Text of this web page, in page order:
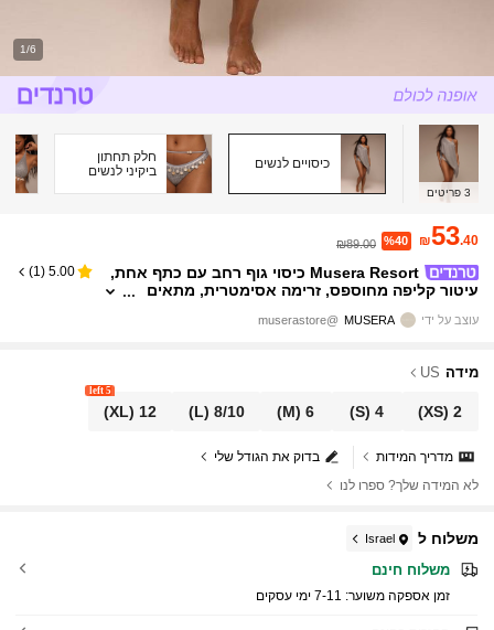
1/6
3 פריטים
כיסויים לנשים
חלק תחתון
ביקיני לנשים
₪53.40
%40
₪89.00
Musera Resort כיסוי גוף רחב עם כתף אחת,
עיטור קליפה מחוספס, זרימה אסימטרית, מתאים
טי, Cherry Moon
5.00
(
1
)
עוצב על ידי MUSERA
@muserastore
מידה US
2
(XS)
4
(S)
6
(M)
8/10
(L)
12
(XL)
5 left
בדוק את הגודל שלי
מדריך המידות
לא המידה שלך? ספרו לנו
משלוח ל Israel
משלוח חינם
זמן אספקה ​​משוער: 7-11 ימי עסקים